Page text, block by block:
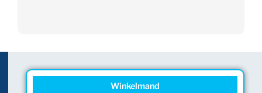
Winkelmand